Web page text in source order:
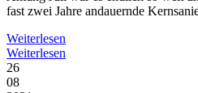
fast zwei Jahre andauernde
Weiterlesen
Weiterlesen
26
08